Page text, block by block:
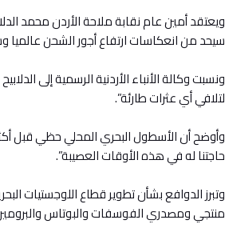
ويعتقد أمين عام نقابة ملاحة الأردن محمد
سيحد من انعكاسات ارتفاع أجور الشحن عالميا
ونسبت وكالة الأنباء الأردنية الرسمية إلى
لتلافي أي عثرات طارئة”.
وأوضح أن الأسطول البحري المحلي حظي قبل
حاجتنا له في هذه الأوقات العصيبة”.
وتبرز الدوافع بشأن تطوير قطاع اللوجستيات
منتجي ومصدري الفوسفات والبوتاس